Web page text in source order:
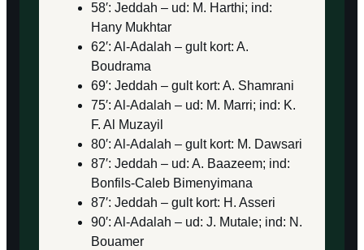
58′: Jeddah – ud: M. Harthi; ind:
Hany Mukhtar
62′: Al-Adalah – gult kort: A.
Boudrama
69′: Jeddah – gult kort: A. Shamrani
75′: Al-Adalah – ud: M. Marri; ind: K.
F. Al Muzayil
80′: Al-Adalah – gult kort: M. Dawsari
87′: Jeddah – ud: A. Baazeem; ind:
Bonfils-Caleb Bimenyimana
87′: Jeddah – gult kort: H. Asseri
90′: Al-Adalah – ud: J. Mutale; ind: N.
Bouamer